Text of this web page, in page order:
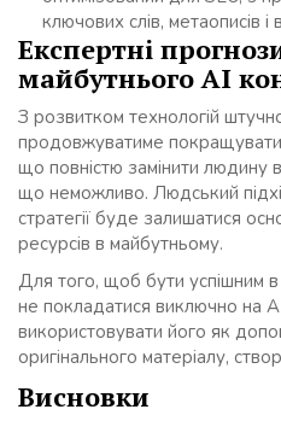
ключових слів, метаописів і
Експертні
майбутнього AI
З розвитком технологій
продовжуватиме
що повністю замінити людину
що неможливо. Людський
стратегії буде залишатися
ресурсів в майбутньому.
Для того, щоб бути успішним в
не покладатися виключно на
використовувати його як
оригінального матеріалу,
Висновки